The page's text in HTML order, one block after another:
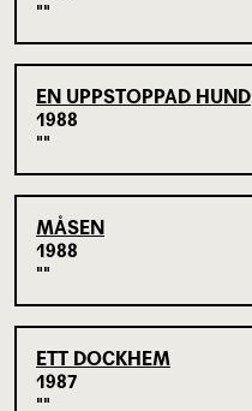
EN UPPSTOPPAD HUND
1988
MÅSEN
1988
ETT DOCKHEM
1987